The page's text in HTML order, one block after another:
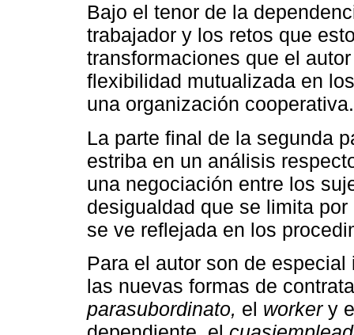
Bajo el tenor de la
trabajador y los retos que
transformaciones que el
flexibilidad mutualizada en
una organización cooperativa.
La parte final de la segunda
estriba en un análisis
una negociación entre los
desigualdad que se limita
se ve reflejada en los
Para el autor son de
las nuevas formas de
parasubordinato, el workery